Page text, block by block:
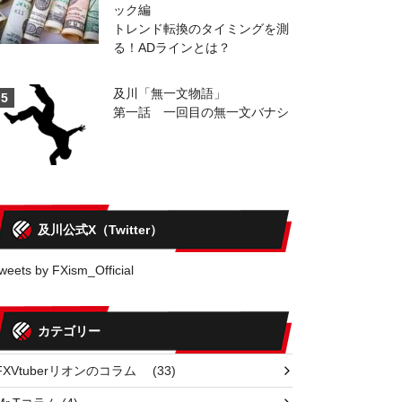
ック編
トレンド転換のタイミングを測
る！ADラインとは？
5
及川「無一文物語」
第一話 一回目の無一文バナシ
及川公式X（Twitter）
by FXism_Official
カテゴリー
リオンのコラム(33)